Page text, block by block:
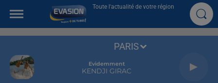
Toute l'actualité de votre région
Evidemment
KENDJI GIRAC
PARIS